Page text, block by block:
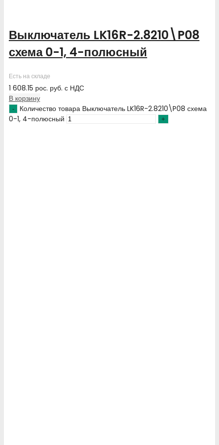
Выключатель LK16R-2.8210\P08
схема 0-1, 4-полюсный
Есть на складе
1 608.15 рос. руб. с НДС
В корзину
Количество товара Выключатель LK16R-2.8210\P08 схема
0-1, 4-полюсный